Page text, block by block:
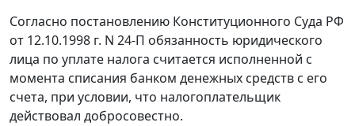
Согласно постановлению Конституционного Суда РФ
от 12.10.1998 г. N 24-П обязанность юридического
лица по уплате налога считается исполненной с
момента списания банком денежных средств с его
счета, при условии, что налогоплательщик
действовал добросовестно.